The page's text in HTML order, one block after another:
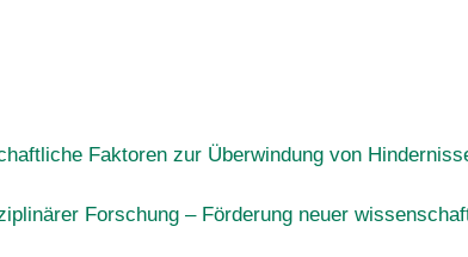
Faktoren zur Überwindung von
Forschung – Förderung neuer